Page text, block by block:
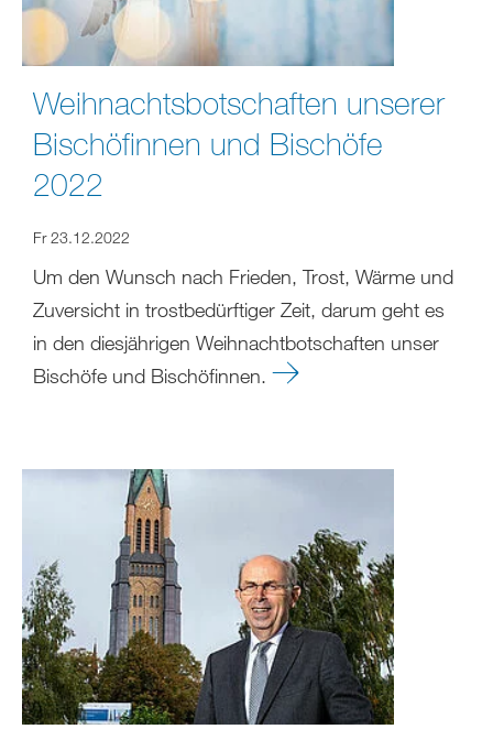
Weihnachtsbotschaften unserer
Bischöfinnen und Bischöfe
2022
Fr 23.12.2022
Um den Wunsch nach Frieden, Trost, Wärme und
Zuversicht in trostbedürftiger Zeit, darum geht es
in den diesjährigen Weihnachtbotschaften unser
Bischöfe und Bischöfinnen.